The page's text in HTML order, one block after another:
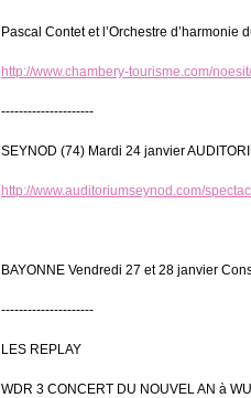
Pascal Contet et l’Orchestre d’harmonie
http://www.chambery-tourisme.com/noesit/
---------------------
SEYNOD (74) Mardi 24 janvier
http://www.auditoriumseynod.com/
BAYONNE Vendredi 27 et 28 janvier
---------------------
LES REPLAY
WDR 3 CONCERT DU NOUVEL AN à